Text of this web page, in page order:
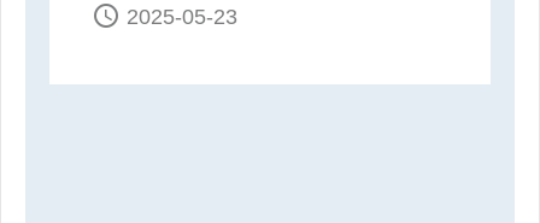
access_time 2025-05-23